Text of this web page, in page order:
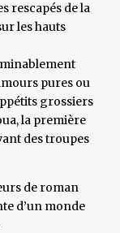
rescapés de la
les hauts
pures ou
grossiers
la première
des troupes
de roman
d’un monde